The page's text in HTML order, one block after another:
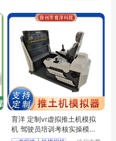
机械制图模型价格
育洋 定制vr虚拟推土机模拟
机 驾驶员培训考核实操模拟
器教学仪